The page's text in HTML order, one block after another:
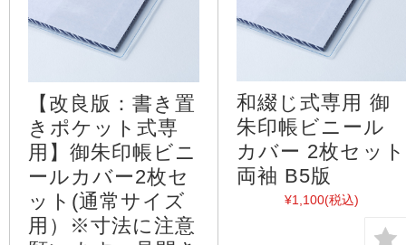
【改良版：書き置
きポケット式専
用】御朱印帳ビニ
ールカバー2枚セ
ット(通常サイズ
用）※寸法に注意
和綴じ式専用 御
朱印帳ビニール
カバー 2枚セット
両袖 B5版
¥1,100(税込)